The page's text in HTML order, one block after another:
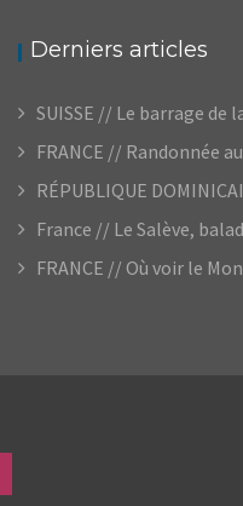
Derniers articles
SUISSE // Le barrage de
FRANCE // Randonnée
RÉPUBLIQUE
France // Le Salève,
FRANCE // Où voir le